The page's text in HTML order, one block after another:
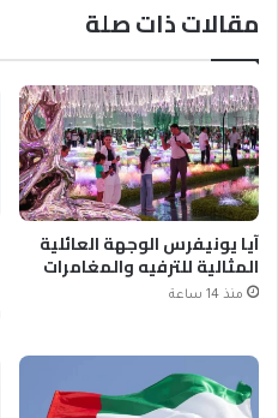
مقالات ذات صلة
آيا يونيفرس الوجهة العائلية
المثالية للترفيه والمغامرات
منذ 14 ساعة